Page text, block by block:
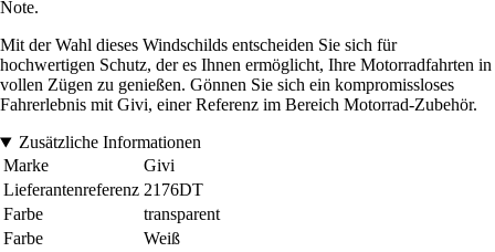
Note.
Mit der Wahl dieses Windschilds entscheiden Sie sich für
hochwertigen Schutz, der es Ihnen ermöglicht, Ihre Motorradfahrten in
vollen Zügen zu genießen. Gönnen Sie sich ein kompromissloses
Fahrerlebnis mit Givi, einer Referenz im Bereich Motorrad-Zubehör.
Zusätzliche Informationen
Marke
Givi
Lieferantenreferenz 2176DT
Farbe
transparent
Farbe
Weiß